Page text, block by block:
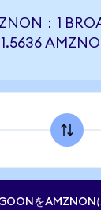
：1
をAMZNON